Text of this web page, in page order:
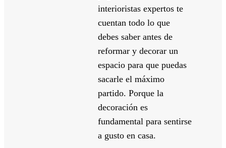
interioristas expertos te
cuentan todo lo que
debes saber antes de
reformar y decorar un
espacio para que puedas
sacarle el máximo
partido. Porque la
decoración es
fundamental para sentirse
a gusto en casa.